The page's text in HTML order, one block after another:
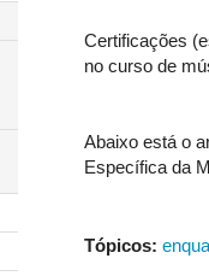
Certificações
no curso de
Abaixo está o
Específica da
Tópicos: